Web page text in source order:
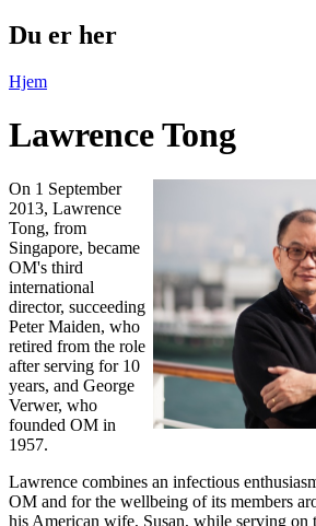
Du er her
Hjem
Lawrence Tong
On 1 September
2013, Lawrence
Tong, from
Singapore, became
OM's third
international
director, succeeding
Peter Maiden, who
retired from the role
after serving for 10
years, and George
Verwer, who
founded OM in
1957.
Lawrence combines an infectious
OM and for the wellbeing of its members
his American wife, Susan, while serving on